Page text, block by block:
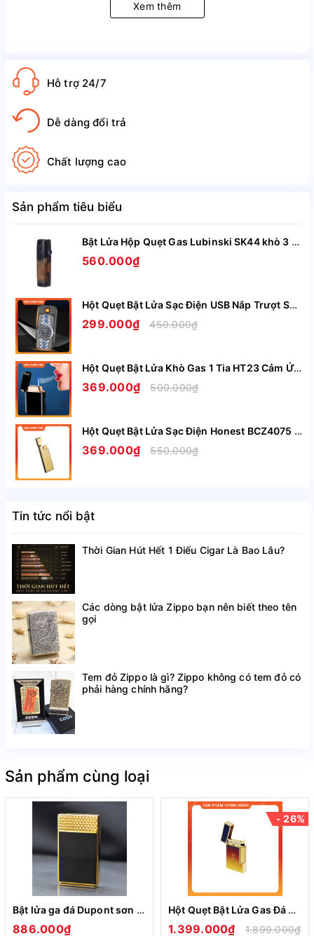
nghĩa vừa thể hiện được được đẳng cấp của
Xem thêm
Hỗ trợ 24/7
Dễ dàng đổi trả
Chất lượng cao
Sản phẩm tiêu biểu
Bật Lửa Hộp Quẹt Gas Lubinski SK44 khò 3 tia nhìn rõ lượng gas, kèm theo đục Cigar cao cấp
560.000₫
Hột Quẹt Bật Lửa Sạc Điện USB Nắp Trượt SZ387 Kiêm Đồng Hồ Cầm Tay Nhỏ Gọn Tiện Lợi -Giao Màu Ngẫu Nhiên
299.000₫ 450.000₫
Hột Quẹt Bật Lửa Khò Gas 1 Tia HT23 Cảm Ứng Lắc Tay Có Ô Quan Sát Gas - Giao Màu Ngẫu Nhiên
369.000₫ 500.000₫
Hột Quẹt Bật Lửa Sạc Điện Honest BCZ4075 Siêu Mỏng Sạc Nhanh Chỉ Trong 5 Phút - Nhiều Màu
369.000₫ 550.000₫
Tin tức nổi bật
Thời Gian Hút Hết 1 Điếu Cigar Là Bao Lâu?
Các dòng bật lửa Zippo bạn nên biết theo tên
gọi
Tem đỏ Zippo là gì? Zippo không có tem đỏ có
phải hàng chính hãng?
Sản phẩm cùng loại
Bật lửa ga đá Dupont sơn mài đen viền vàng nắp hoa văn tam giác D-232
886.000₫
- 26%
Hột Quẹt Bật Lửa Gas Đá Kiểu Dáng Dupont Montecristo Dawn Light Tiếng Kêu Pong Pong Rất Hay
1.399.000₫ 1.899.000₫